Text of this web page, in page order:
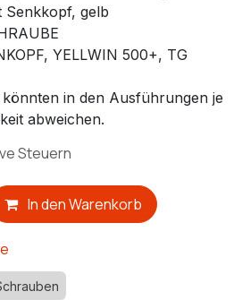
Senkkopf, gelb
YELLWIN 500+, TG
in den Ausführungen je
abweichen.
Steuern
In den Warenkorb